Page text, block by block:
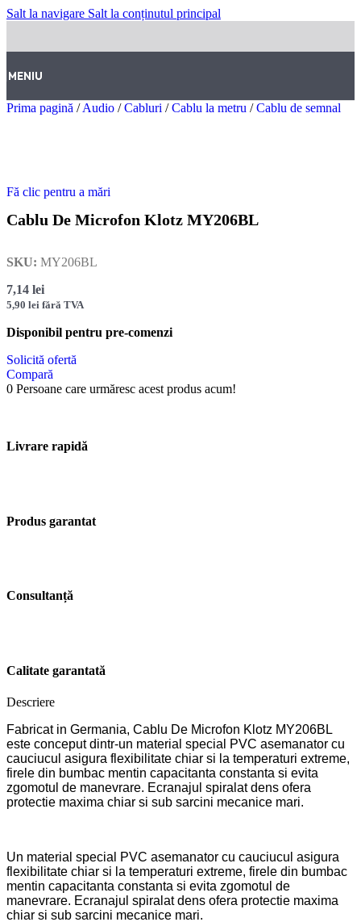
Salt la navigare Salt la conținutul principal
MENIU
Prima pagină / Audio / Cabluri / Cablu la metru / Cablu de semnal
Fă clic pentru a mări
Cablu De Microfon Klotz MY206BL
SKU: MY206BL
7,14 lei
5,90 lei fără TVA
Disponibil pentru pre-comenzi
Solicită ofertă
Compară
0 Persoane care urmăresc acest produs acum!
Livrare rapidă
Produs garantat
Consultanță
Calitate garantată
Descriere
Fabricat in Germania, Cablu De Microfon Klotz MY206BL
este conceput dintr-un material special PVC asemanator cu
cauciucul asigura flexibilitate chiar si la temperaturi extreme,
firele din bumbac mentin capacitanta constanta si evita
zgomotul de manevrare. Ecranajul spiralat dens ofera
protectie maxima chiar si sub sarcini mecanice mari.
Un material special PVC asemanator cu cauciucul asigura
flexibilitate chiar si la temperaturi extreme, firele din bumbac
mentin capacitanta constanta si evita zgomotul de
manevrare. Ecranajul spiralat dens ofera protectie maxima
chiar si sub sarcini mecanice mari.